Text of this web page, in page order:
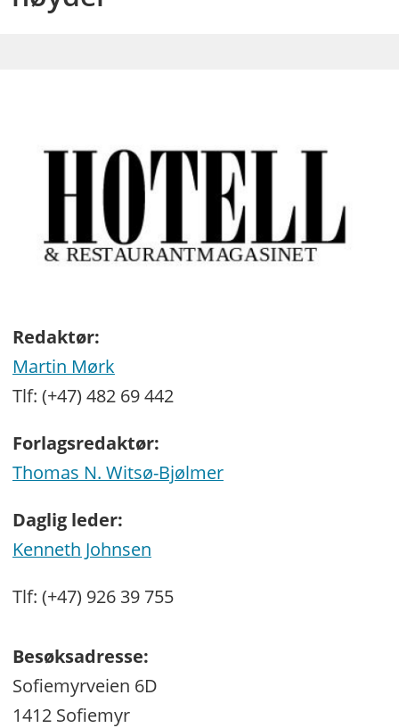
Redaktør:
Martin Mørk
Tlf: (+47) 482 69 442
Forlagsredaktør:
Thomas N. Witsø-Bjølmer
Daglig leder:
Kenneth Johnsen
Tlf: (+47) 926 39 755
Besøksadresse:
Sofiemyrveien 6D
1412 Sofiemyr